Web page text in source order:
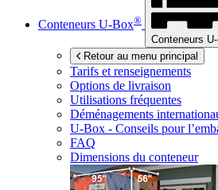
Conteneurs U-Box®
Conteneurs
Retour au menu principal
Tarifs et renseignements
Options de livraison
Utilisations fréquentes
Déménagements
U-Box - Conseils pour
FAQ
Dimensions du conteneur